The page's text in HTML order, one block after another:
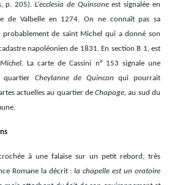
p. 205). L’ecclesia de Quinsoneest signalée en
de Valbelle en 1274. On ne connaît pas sa
probablement de saint Michel qui a donné son
napoléonien de 1831. En section B 1, est
La carte de Cassini n° 153 signale une
quartier Cheylanne de Quincon qui pourrait
actuelles au quartier deChapage,au sud du
à une falaise sur un petit rebord, très
Romane la décrit :la chapelle est un oratoire